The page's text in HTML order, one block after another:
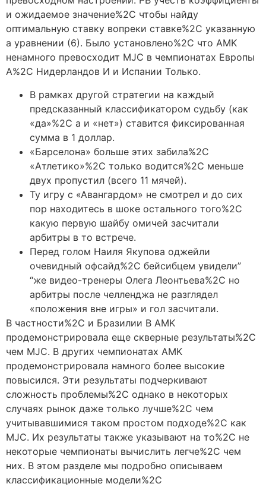
и ожидаемое значение%2C чтобы найду
оптимальную ставку вопреки ставке%2C указанную
а уравнении (6). Было установлено%2C что AMK
ненамного превосходит MJC в чемпионатах Европы
А%2C Нидерландов И и Испании Только.
В рамках другой стратегии на каждый
предсказанный классификатором судьбу (как
«да»%2C а и «нет») ставится фиксированная
сумма в 1 доллар.
«Барселона» больше этих забила%2C
«Атлетико»%2C только водится%2C меньше
двух пропустил (всего 11 мячей).
Ту игру с «Авангардом» не смотрел и до сих
пор находитесь в шоке остального того%2C
какую первую шайбу омичей засчитали
арбитры в то встрече.
Перед голом Наиля Якупова оджейли
очевидный офсайд%2C бейсибцем увидели”
“же видео-тренеры Олега Леонтьева%2C но
арбитры после челленджа не разглядел
«положения вне игры» и гол засчитали.
В частности%2C и Бразилии B AMK
продемонстрировала еще скверные результаты%2C
чем MJC. В других чемпионатах AMK
продемонстрировала намного более высокие
повысился. Эти результаты подчеркивают
сложность проблемы%2C однако в некоторых
случаях рынок даже только лучше%2C чем
учитывавшимися таком простом подходе%2C как
MJC. Их результаты также указывают на то%2C не
некоторые чемпионаты вычислить легче%2C чем
них. В этом разделе мы подробно описываем
классификационные модели%2C